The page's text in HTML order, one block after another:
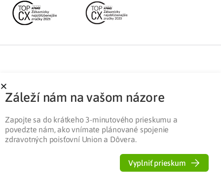
Partnerská zóna Ochrana osobných údajov
Záleží nám na vašom názore
Zapojte sa do krátkeho 3-minutového prieskumu a
povedzte nám, ako vnímate plánované spojenie
zdravotných poisťovní Union a Dôvera.
Vyplniť prieskum